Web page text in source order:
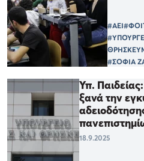
#ΑΕΙ
#ΣΟΦΙΑ
Υπ.
ξανά την
18.9.2025